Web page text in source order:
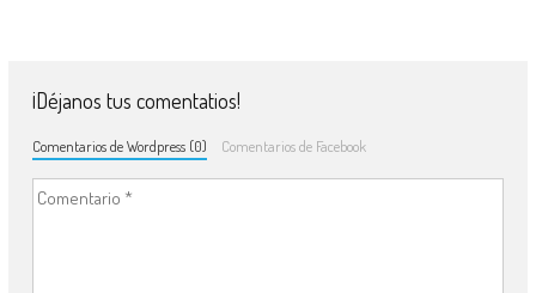
¡Déjanos tus comentatios!
Comentarios de Wordpress (0) Comentarios de Facebook